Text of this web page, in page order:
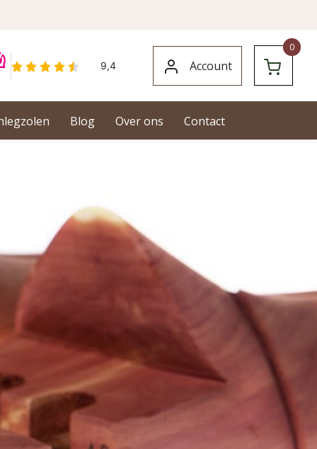
Account
0
Blog Over ons Contact